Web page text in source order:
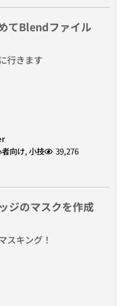
てBlendファイル
行きます
向け, 小技 39,276
ジのマスクを作成
スキング！